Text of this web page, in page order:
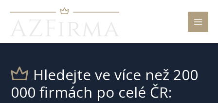
Hledejte ve více než 200
000 firmách po celé ČR: